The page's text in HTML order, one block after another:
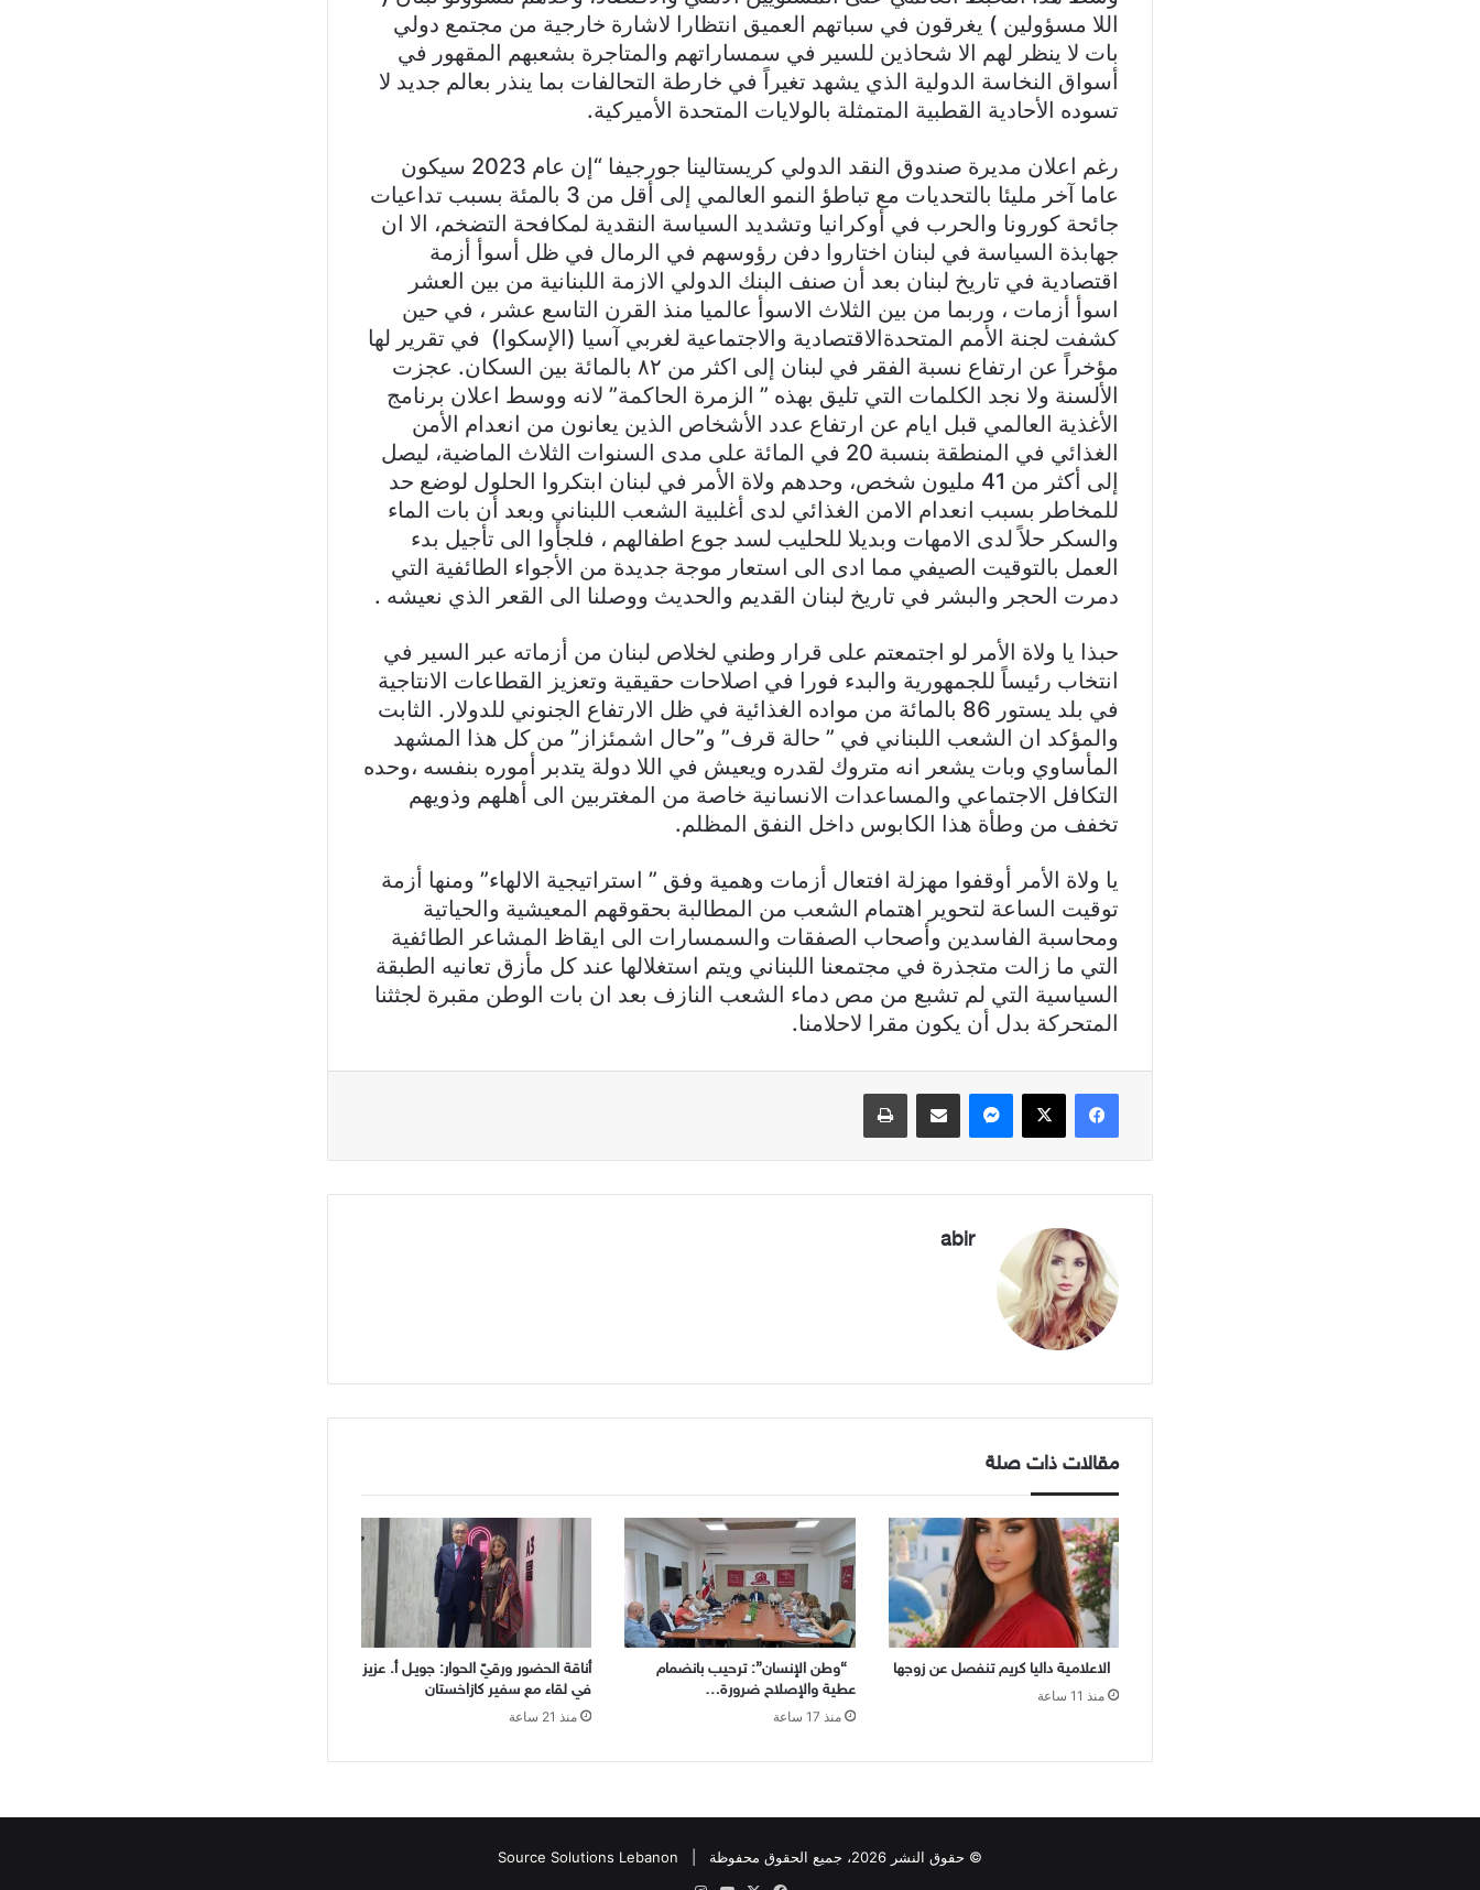
اللا مسؤولين ) يغرقون في سباتهم العميق انتظارا لاشارة خارجية من مجتمع دولي
بات لا ينظر لهم الا شحاذين للسير في سمساراتهم والمتاجرة بشعبهم المقهور في
أسواق النخاسة الدولية الذي يشهد تغيراً في خارطة التحالفات بما ينذر بعالم جديد لا
تسوده الأحادية القطبية المتمثلة بالولايات المتحدة الأميركية.
رغم اعلان مديرة صندوق النقد الدولي كريستالينا جورجيفا “إن عام 2023 سيكون
عاما آخر مليئا بالتحديات مع تباطؤ النمو العالمي إلى أقل من 3 بالمئة بسبب تداعيات
جائحة كورونا والحرب في أوكرانيا وتشديد السياسة النقدية لمكافحة التضخم، الا ان
جهابذة السياسة في لبنان اختاروا دفن رؤوسهم في الرمال في ظل أسوأ أزمة
اقتصادية في تاريخ لبنان بعد أن صنف البنك الدولي الازمة اللبنانية من بين العشر
اسوأ أزمات ، وربما من بين الثلاث الاسوأ عالميا منذ القرن التاسع عشر ، في حين
كشفت لجنة الأمم المتحدةالاقتصادية والاجتماعية لغربي آسيا (الإسكوا) في تقرير لها
مؤخراً عن ارتفاع نسبة الفقر في لبنان إلى اكثر من ٨٢ بالمائة بين السكان. عجزت
الألسنة ولا نجد الكلمات التي تليق بهذه ” الزمرة الحاكمة” لانه ووسط اعلان برنامج
الأغذية العالمي قبل ايام عن ارتفاع عدد الأشخاص الذين يعانون من انعدام الأمن
الغذائي في المنطقة بنسبة 20 في المائة على مدى السنوات الثلاث الماضية، ليصل
إلى أكثر من 41 مليون شخص، وحدهم ولاة الأمر في لبنان ابتكروا الحلول لوضع حد
للمخاطر بسبب انعدام الامن الغذائي لدى أغلبية الشعب اللبناني وبعد أن بات الماء
والسكر حلاً لدى الامهات وبديلا للحليب لسد جوع اطفالهم ، فلجأوا الى تأجيل بدء
العمل بالتوقيت الصيفي مما ادى الى استعار موجة جديدة من الأجواء الطائفية التي
دمرت الحجر والبشر في تاريخ لبنان القديم والحديث ووصلنا الى القعر الذي نعيشه .
حبذا يا ولاة الأمر لو اجتمعتم على قرار وطني لخلاص لبنان من أزماته عبر السير في
انتخاب رئيساً للجمهورية والبدء فورا في اصلاحات حقيقية وتعزيز القطاعات الانتاجية
في بلد يستور 86 بالمائة من مواده الغذائية في ظل الارتفاع الجنوني للدولار. الثابت
والمؤكد ان الشعب اللبناني في ” حالة قرف” و”حال اشمئزاز” من كل هذا المشهد
المأساوي وبات يشعر انه متروك لقدره ويعيش في اللا دولة يتدبر أموره بنفسه ،وحده
التكافل الاجتماعي والمساعدات الانسانية خاصة من المغتربين الى أهلهم وذويهم
تخفف من وطأة هذا الكابوس داخل النفق المظلم.
يا ولاة الأمر أوقفوا مهزلة افتعال أزمات وهمية وفق ” استراتيجية الالهاء” ومنها أزمة
توقيت الساعة لتحوير اهتمام الشعب من المطالبة بحقوقهم المعيشية والحياتية
ومحاسبة الفاسدين وأصحاب الصفقات والسمسارات الى ايقاظ المشاعر الطائفية
التي ما زالت متجذرة في مجتمعنا اللبناني ويتم استغلالها عند كل مأزق تعانيه الطبقة
السياسية التي لم تشبع من مص دماء الشعب النازف بعد ان بات الوطن مقبرة لجثثنا
المتحركة بدل أن يكون مقرا لاحلامنا.
فيسبوك X ماسنجر مشاركة عبر البريد طباعة
abir
مقالات ذات صلة
الاعلامية داليا كريم تنفصل عن زوجها
منذ 11 ساعة
“وطن الإنسان”: ترحيب بانضمام
عطية والإصلاح ضرورة…
منذ 17 ساعة
أناقة الحضور ورقيّ الحوار: جويـل أ. عزيز
في لقاء مع سفير كازاخستان
منذ 21 ساعة
© حقوق النشر 2026، جميع الحقوق محفوظة |
Source Solutions Lebanon